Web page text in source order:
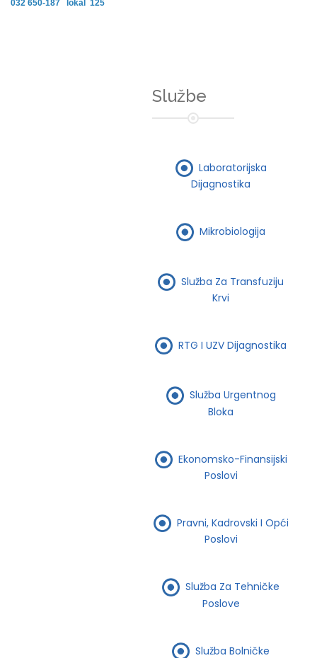
032 650-187 lokal 125
Službe
Laboratorijska
Dijagnostika
Mikrobiologija
Služba Za Transfuziju
Krvi
RTG I UZV Dijagnostika
Služba Urgentnog
Bloka
Ekonomsko-Finansijski
Poslovi
Pravni, Kadrovski I Opći
Poslovi
Služba Za Tehničke
Poslove
Služba Bolničke